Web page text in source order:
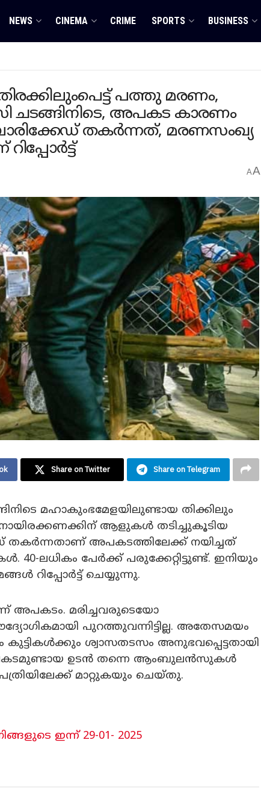
NEWS CINEMA CRIME SPORTS BUSINESS
പത്തു മരണം,
ചടങ്ങിനിടെ, അപകട കാരണം
തകർന്നത്, മരണസംഖ്യ
AA
Share on Twitter Share on Telegram
മഹാകുംഭമേളയിലുണ്ടായ തിക്കിലും
ആളുകൾ തടിച്ചുകൂടിയ
തകർന്നതാണ് അപകടത്തിലേക്ക് നയിച്ചത്
ലധികം പേർക്ക് പരുക്കേറ്റിട്ടുണ്ട്. ഇനിയും
റിപ്പോർട്ട് ചെയ്യുന്നു.
അപകടം. മരിച്ചവരുടെയോ
പുറത്തുവന്നിട്ടില്ല. അതേസമയം
കുട്ടികൾക്കും ശ്വാസതടസം അനുഭവപ്പെട്ടതായി
ഉടൻ തന്നെ ആംബുലൻസുകൾ
മാറ്റുകയും ചെയ്തു.
ഇന്ന് 29-01- 2025